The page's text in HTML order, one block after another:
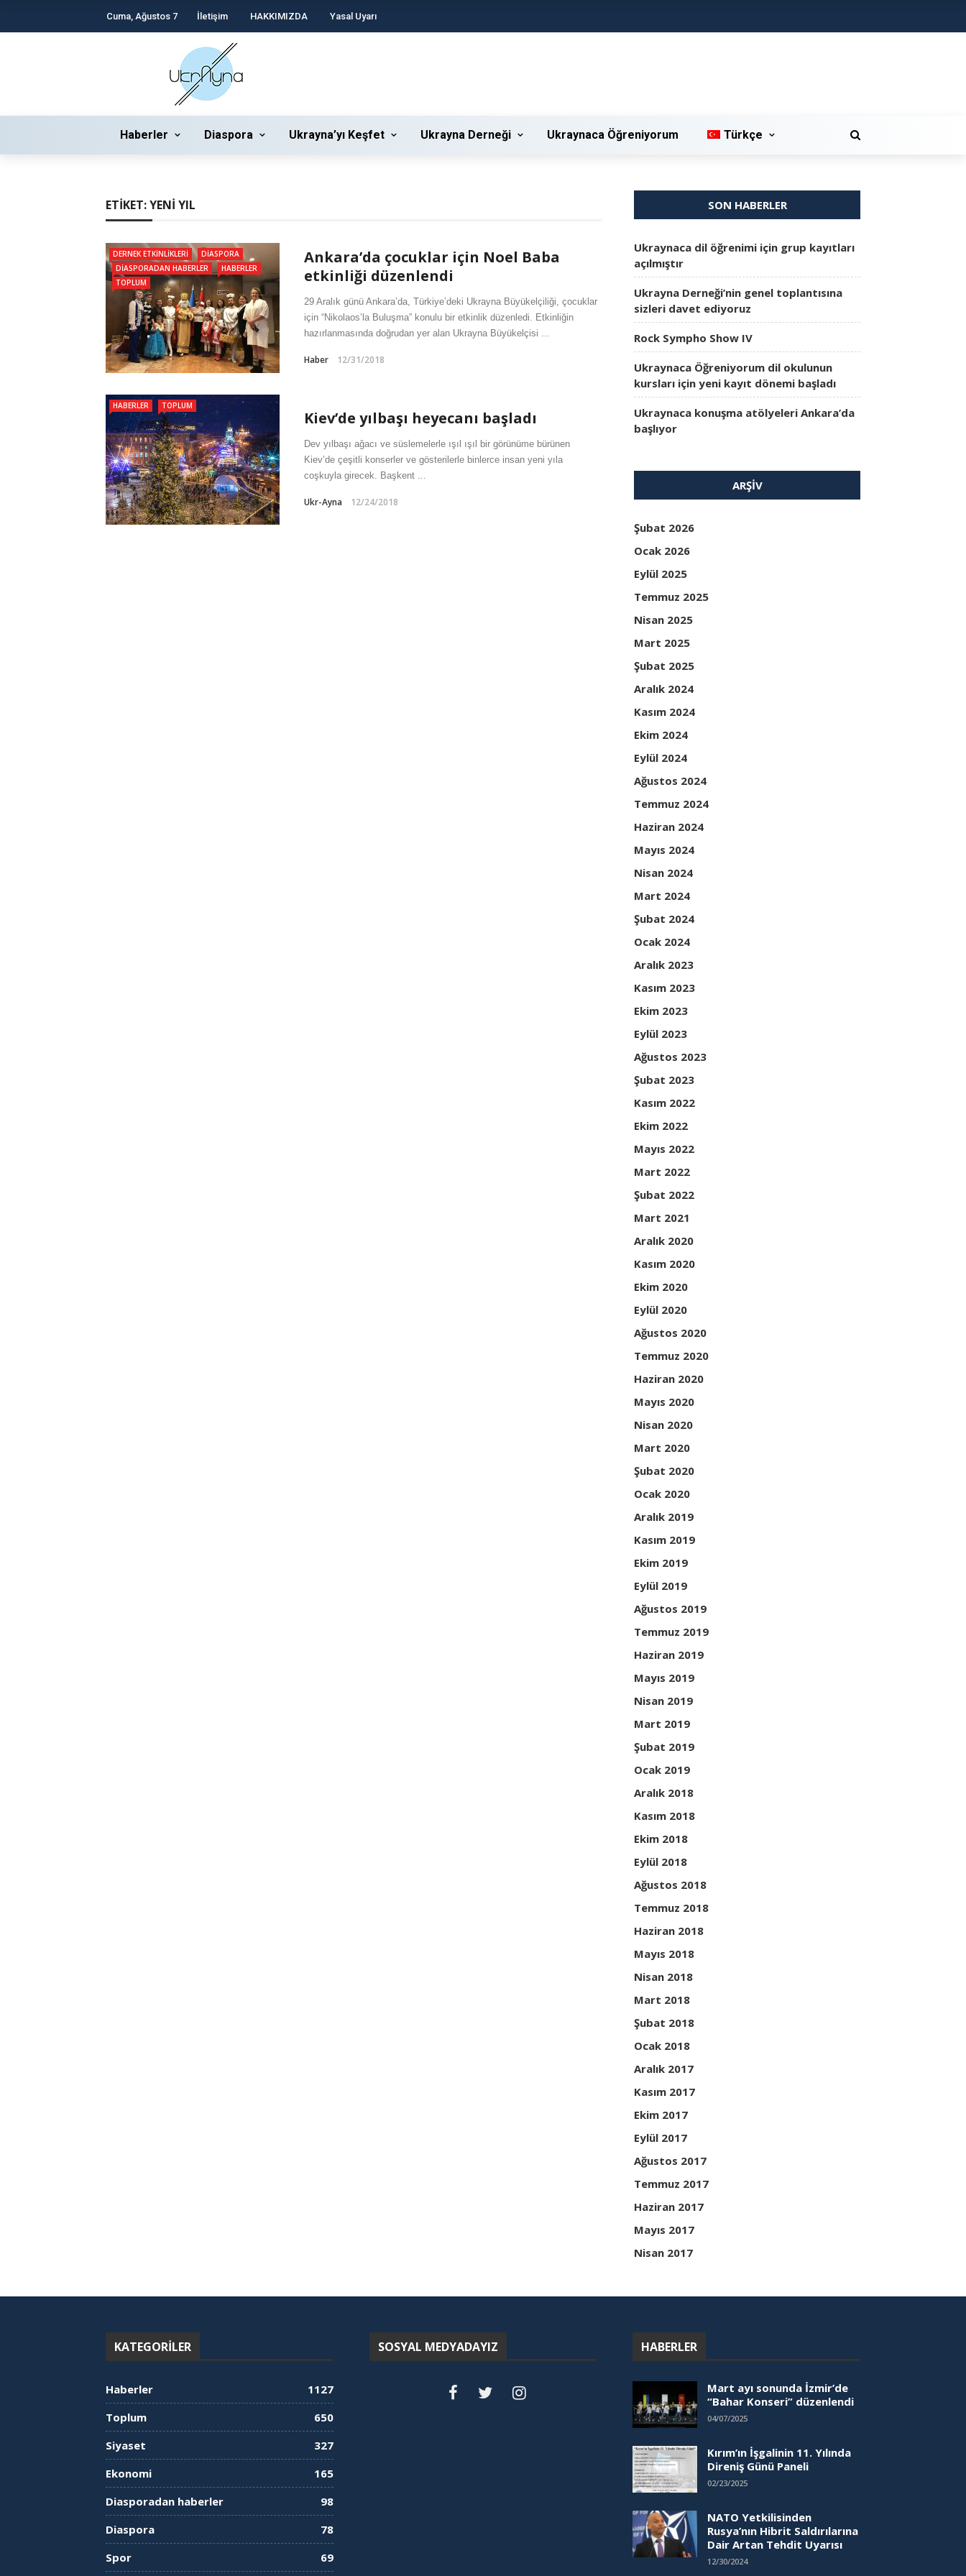
Cuma, Ağustos 7 İletişim HAKKIMIZDA Yasal Uyarı
Haberler Diaspora Ukrayna’yı Keşfet Ukrayna Derneği Ukraynaca Öğreniyorum Türkçe
ETIKET:YENI YIL
DERNEK ETKINLIKLERI
DIASPORA
DIASPORADAN HABERLER
HABERLER
TOPLUM
Ankara’da çocuklar için Noel Baba
etkinliği düzenlendi
29 Aralık günü Ankara’da, Türkiye’deki Ukrayna Büyükelçiliği, çocuklar
için “Nikolaos’la Buluşma” konulu bir etkinlik düzenledi. Etkinliğin
hazırlanmasında doğrudan yer alan Ukrayna Büyükelçisi ...
Haber 12/31/2018
HABERLER TOPLUM
Kiev’de yılbaşı heyecanı başladı
Dev yılbaşı ağacı ve süslemelerle ışıl ışıl bir görünüme bürünen
Kiev’de çeşitli konserler ve gösterilerle binlerce insan yeni yıla
coşkuyla girecek. Başkent ...
Ukr-Ayna 12/24/2018
SON HABERLER
Ukraynaca dil öğrenimi için grup kayıtları
açılmıştır
Ukrayna Derneği’nin genel toplantısına
sizleri davet ediyoruz
Rock Sympho Show IV
Ukraynaca Öğreniyorum dil okulunun
kursları için yeni kayıt dönemi başladı
Ukraynaca konuşma atölyeleri Ankara’da
başlıyor
ARŞIV
Şubat 2026
Ocak 2026
Eylül 2025
Temmuz 2025
Nisan 2025
Mart 2025
Şubat 2025
Aralık 2024
Kasım 2024
Ekim 2024
Eylül 2024
Ağustos 2024
Temmuz 2024
Haziran 2024
Mayıs 2024
Nisan 2024
Mart 2024
Şubat 2024
Ocak 2024
Aralık 2023
Kasım 2023
Ekim 2023
Eylül 2023
Ağustos 2023
Şubat 2023
Kasım 2022
Ekim 2022
Mayıs 2022
Mart 2022
Şubat 2022
Mart 2021
Aralık 2020
Kasım 2020
Ekim 2020
Eylül 2020
Ağustos 2020
Temmuz 2020
Haziran 2020
Mayıs 2020
Nisan 2020
Mart 2020
Şubat 2020
Ocak 2020
Aralık 2019
Kasım 2019
Ekim 2019
Eylül 2019
Ağustos 2019
Temmuz 2019
Haziran 2019
Mayıs 2019
Nisan 2019
Mart 2019
Şubat 2019
Ocak 2019
Aralık 2018
Kasım 2018
Ekim 2018
Eylül 2018
Ağustos 2018
Temmuz 2018
Haziran 2018
Mayıs 2018
Nisan 2018
Mart 2018
Şubat 2018
Ocak 2018
Aralık 2017
Kasım 2017
Ekim 2017
Eylül 2017
Ağustos 2017
Temmuz 2017
Haziran 2017
Mayıs 2017
Nisan 2017
KATEGORILER
Haberler
1127
Toplum
650
Siyaset
327
Ekonomi
165
Diasporadan haberler
98
Diaspora
78
Spor
69
SOSYAL MEDYADAYIZ HABERLER
Mart ayı sonunda İzmir’de
“Bahar Konseri” düzenlendi
04/07/2025
Kırım’ın İşgalinin 11. Yılında
Direniş Günü Paneli
02/23/2025
NATO Yetkilisinden
Rusya’nın Hibrit Saldırılarına
Dair Artan Tehdit Uyarısı
12/30/2024